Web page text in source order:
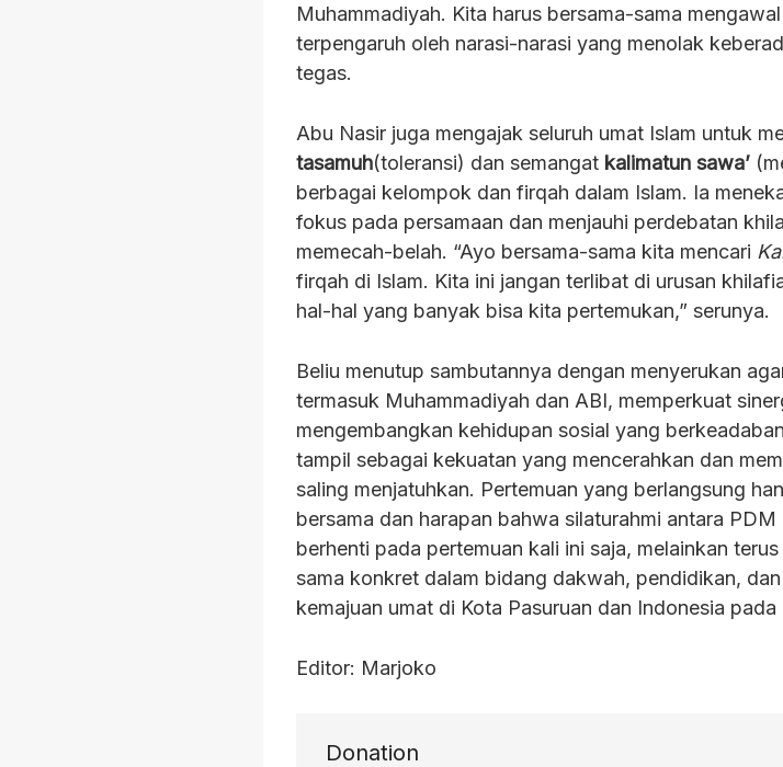
Muhammadiyah. Kita harus bersama-sama
terpengaruh oleh narasi-narasi yang menolak
tegas.
Abu Nasir juga mengajak seluruh umat Islam untuk
tasamuh(toleransi) dan semangat kalimatun sawa’
berbagai kelompok dan firqah dalam Islam. Ia
fokus pada persamaan dan menjauhi perdebatan
memecah-belah. “Ayo bersama-sama kita mencari
firqah di Islam. Kita ini jangan terlibat di urusan
hal-hal yang banyak bisa kita pertemukan,” serunya.
Beliu menutup sambutannya dengan menyerukan
termasuk Muhammadiyah dan ABI, memperkuat
mengembangkan kehidupan sosial yang
tampil sebagai kekuatan yang mencerahkan dan
saling menjatuhkan. Pertemuan yang berlangsung
bersama dan harapan bahwa silaturahmi antara
berhenti pada pertemuan kali ini saja, melainkan
sama konkret dalam bidang dakwah, pendidikan,
kemajuan umat di Kota Pasuruan dan Indonesia pada
Editor: Marjoko
Donation